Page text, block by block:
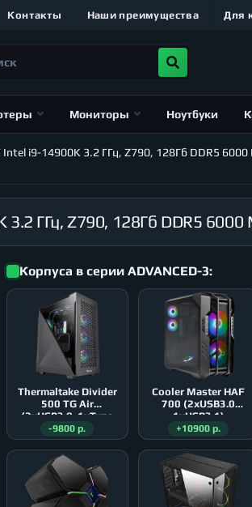
Контакты Наши преимущества Для
Мониторы Ноутбуки
i9-14900K 3.2 ГГц, Z790, 128Гб DDR5
Корпуса в серии ADVANCED-3:
Thermaltake Divider
500 TG Air
(2xUSB3.0, 1xType
C)
-9800 р.
Cooler Master HAF
700 (2xUSB3.0
1xUSB3.1)
+10900 р.